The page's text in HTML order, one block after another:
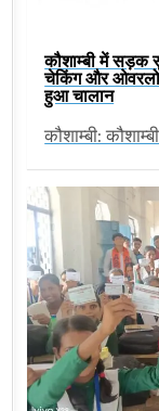
कौशाम्बी में सड़क
चेकिंग और
हुआ चालान
कौशाम्बी: